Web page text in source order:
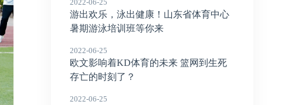
2022-06-25
游出欢乐，泳出健康！山东省体育中心
暑期游泳培训班等你来
2022-06-25
欧文影响着KD体育的未来 篮网到生死
存亡的时刻了？
2022-06-25